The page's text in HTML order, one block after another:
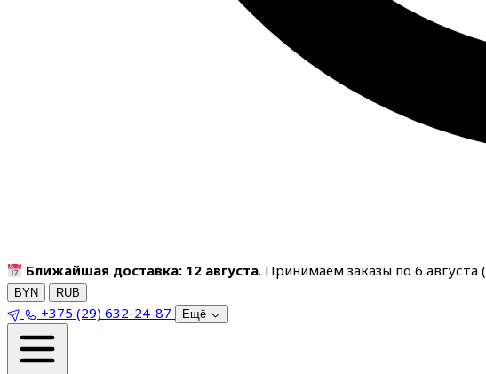
Ближайшая доставка: 12 августа. Принимаем заказы по 6 августа (
BYN RUB
+375 (29) 632-24-87 Ещё